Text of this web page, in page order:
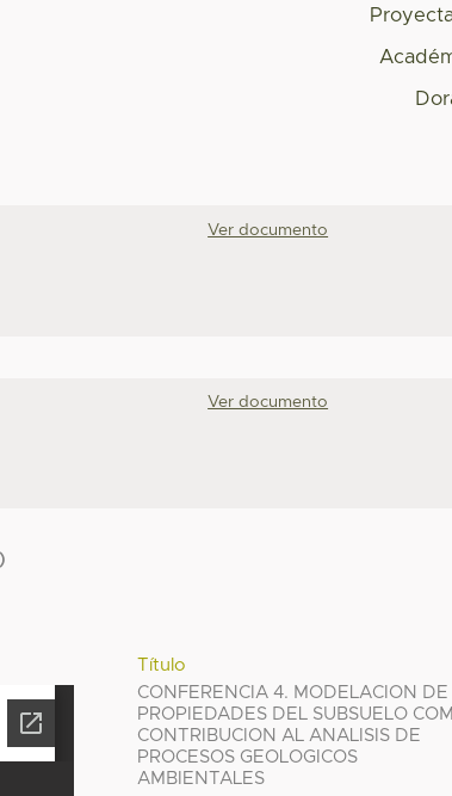
Ver documento
Ver documento
Título
CONFERENCIA 4. MODELACION DE
PROPIEDADES DEL SUBSUELO
CONTRIBUCION AL ANALISIS DE
PROCESOS GEOLOGICOS
AMBIENTALES